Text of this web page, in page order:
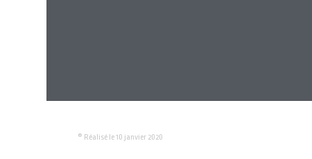
® Réalisé le 10 janvier 2020